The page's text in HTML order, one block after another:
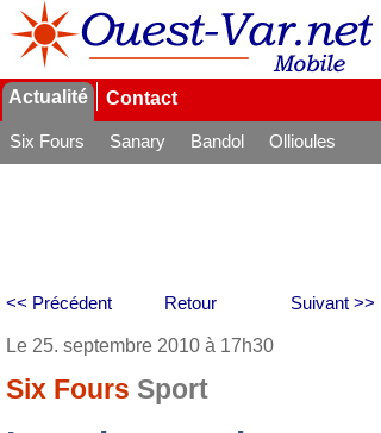
Actualité Contact
Six Fours Sanary Bandol
Ollioules
Retour
<< Précédent Suivant >>
Le 25. septembre 2010 à 17h30
Six Fours Sport